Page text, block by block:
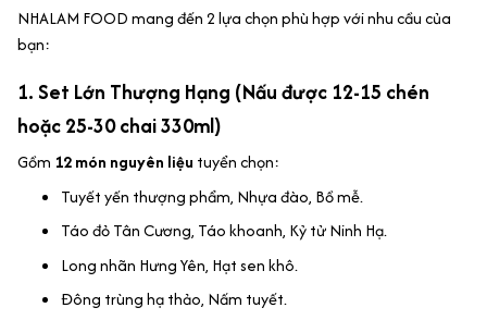
NHALAM FOOD mang đến 2 lựa chọn phù hợp với nhu cầu của
bạn:
1. Set Lớn Thượng Hạng (Nấu được 12-15 chén
hoặc 25-30 chai 330ml)
Gồm 12 món nguyên liệu tuyển chọn:
Tuyết yến thượng phẩm, Nhựa đào, Bồ mễ.
Táo đỏ Tân Cương, Táo khoanh, Kỷ tử Ninh Hạ.
Long nhãn Hưng Yên, Hạt sen khô.
Đông trùng hạ thảo, Nấm tuyết.